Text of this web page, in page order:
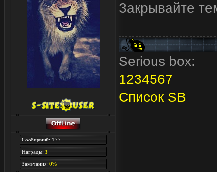
Сообщений: 177
Награды: 3
Замечания: 0%
Закрывайте
Serious box:
1234567
Список SB